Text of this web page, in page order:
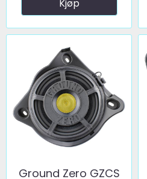
Kjøp
Ground Zero GZCS